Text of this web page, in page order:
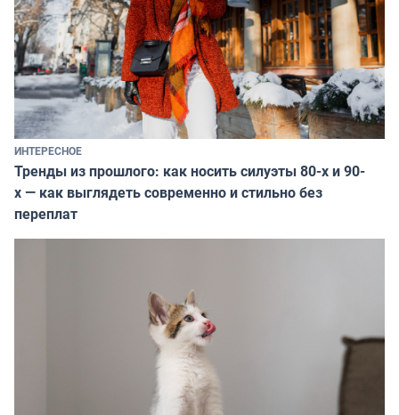
ИНТЕРЕСНОЕ
Тренды из прошлого: как носить силуэты 80-х и 90-
х — как выглядеть современно и стильно без
переплат